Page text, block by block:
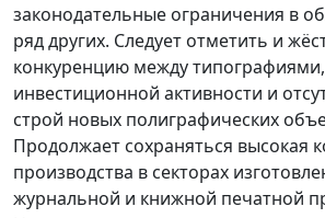
законодательные ограничения в
ряд других. Следует отметить и
конкуренцию между
инвестиционной активности и
строй новых полиграфических
Продолжает сохраняться высокая
производства в секторах
журнальной и книжной печатной